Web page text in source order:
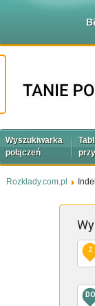
Wyszukiwarka
połączeń
Rozklady.com.pl
Z
DO